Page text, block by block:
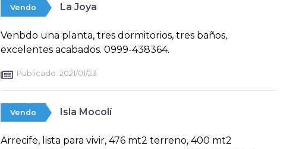
Vendo La Joya
Venbdo una planta, tres dormitorios, tres baños,
excelentes acabados. 0999-438364.
Publicado: 2021/01/23
Vendo Isla Mocolí
Arrecife, lista para vivir, 476 mt2 terreno, 400 mt2